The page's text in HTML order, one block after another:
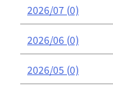
2026/07 (0)
2026/06 (0)
2026/05 (0)